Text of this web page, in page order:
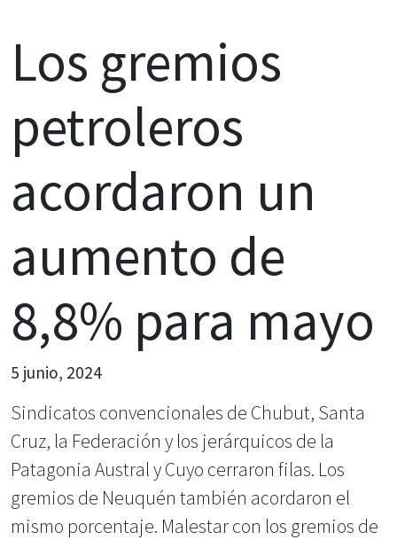
Los gremios
petroleros
acordaron un
aumento de
8,8% para mayo
5 junio, 2024
Sindicatos convencionales de Chubut, Santa
Cruz, la Federación y los jerárquicos de la
Patagonia Austral y Cuyo cerraron filas. Los
gremios de Neuquén también acordaron el
mismo porcentaje. Malestar con los gremios de